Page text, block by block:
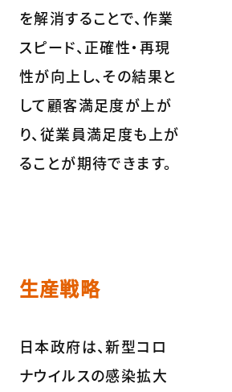
を解消することで、作業
スピード、正確性・再現
性が向上し、その結果と
して顧客満足度が上が
り、従業員満足度も上が
ることが期待できます。
生産戦略
日本政府は、新型コロ
ナウイルスの感染拡大